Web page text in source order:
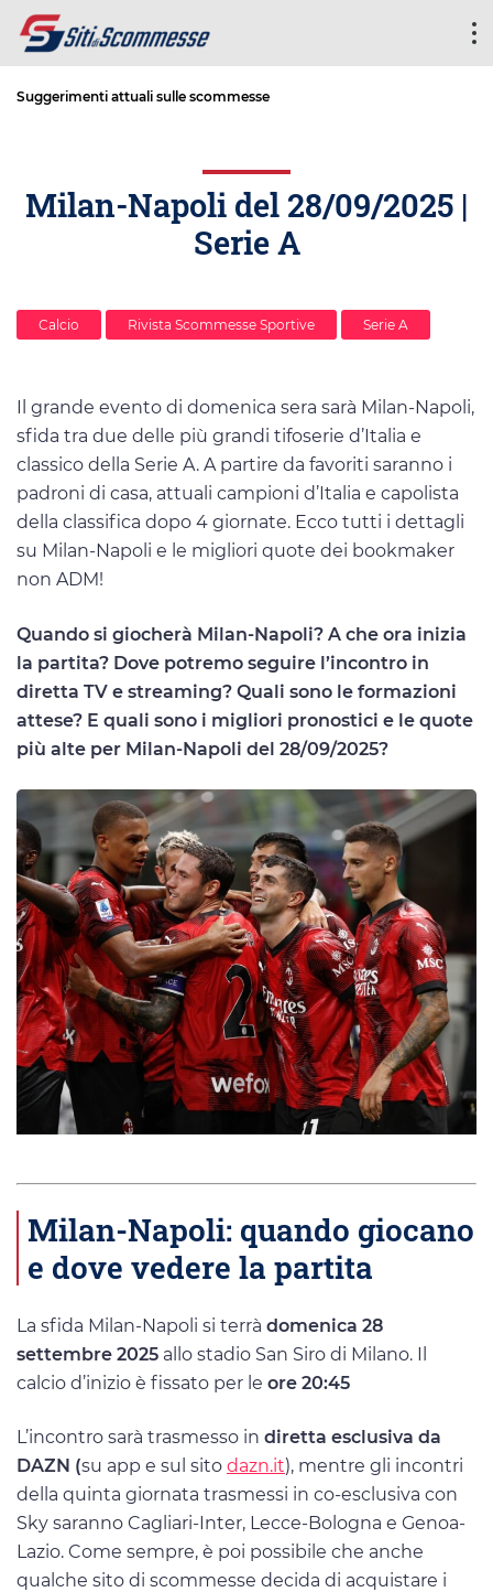
Suggerimenti attuali sulle scommesse
Milan-Napoli del 28/09/2025 |
Serie A
Calcio Rivista Scommesse Sportive Serie A
Il grande evento di domenica sera sarà Milan-Napoli,
sfida tra due delle più grandi tifoserie d’Italia e
classico della Serie A. A partire da favoriti saranno i
padroni di casa, attuali campioni d’Italia e capolista
della classifica dopo 4 giornate. Ecco tutti i dettagli
su Milan-Napoli e le migliori quote dei bookmaker
non ADM!
Quando si giocherà Milan-Napoli? A che ora inizia
la partita? Dove potremo seguire l’incontro in
diretta TV e streaming? Quali sono le formazioni
attese? E quali sono i migliori pronostici e le quote
più alte per Milan-Napoli del 28/09/2025?
Milan-Napoli: quando giocano
e dove vedere la partita
La sfida Milan-Napoli si terrà domenica 28
settembre 2025 allo stadio San Siro di Milano. Il
calcio d’inizio è fissato per le ore 20:45
L’incontro sarà trasmesso in diretta esclusiva da
DAZN (su app e sul sito dazn.it), mentre gli incontri
della quinta giornata trasmessi in co-esclusiva con
Sky saranno Cagliari-Inter, Lecce-Bologna e Genoa-
Lazio. Come sempre, è poi possibile che anche
qualche sito di scommesse decida di acquistare i